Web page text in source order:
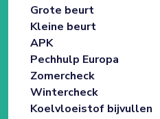
Grote beurt
Kleine beurt
APK
Pechhulp Europa
Zomercheck
Wintercheck
Koelvloeistof bijvullen